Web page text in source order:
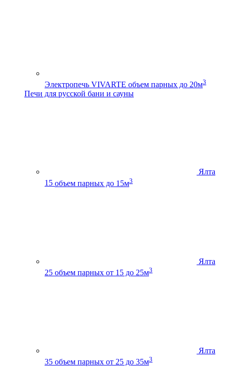
Электропечь VIVARTE объем парных до 20м3
Печи для русской бани и сауны
Ялта
15 объем парных до 15м3
Ялта
25 объем парных от 15 до 25м3
Ялта
35 объем парных от 25 до 35м3